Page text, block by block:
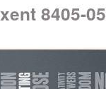
8405-05